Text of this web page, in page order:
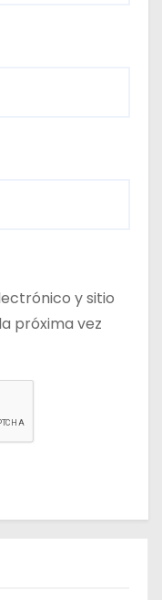
y sitio
próxima vez